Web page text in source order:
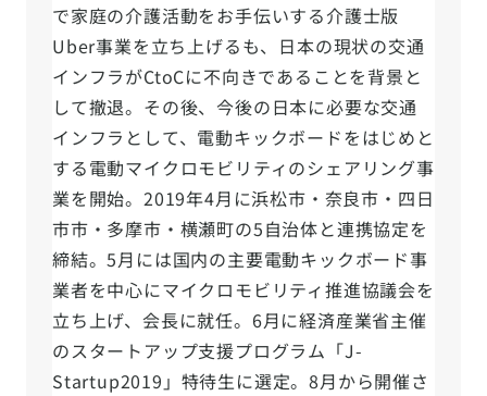
で家庭の介護活動をお手伝いする介護士版
Uber事業を立ち上げるも、日本の現状の交通
インフラがCtoCに不向きであることを背景と
して撤退。その後、今後の日本に必要な交通
インフラとして、電動キックボードをはじめと
する電動マイクロモビリティのシェアリング事
業を開始。2019年4月に浜松市・奈良市・四日
市市・多摩市・横瀬町の5自治体と連携協定を
締結。5月には国内の主要電動キックボード事
業者を中心にマイクロモビリティ推進協議会を
立ち上げ、会長に就任。6月に経済産業省主催
のスタートアップ支援プログラム「J-
Startup2019」特待生に選定。8月から開催さ